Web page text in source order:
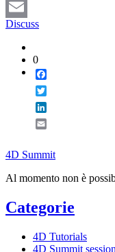
LinkedIn
Email
Discuss
0
4D Summit
Al momento non è
Categorie
4D Tutorials
4D Summit